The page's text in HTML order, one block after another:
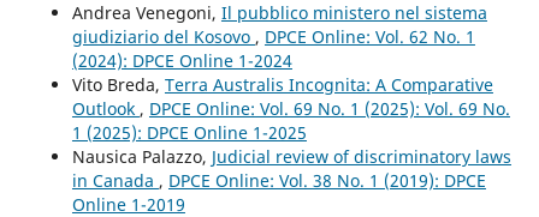
Andrea Venegoni, Il pubblico ministero nel sistema
giudiziario del Kosovo , DPCE Online: Vol. 62 No. 1
(2024): DPCE Online 1-2024
Vito Breda, Terra Australis Incognita: A Comparative
Outlook , DPCE Online: Vol. 69 No. 1 (2025): Vol. 69 No.
1 (2025): DPCE Online 1-2025
Nausica Palazzo, Judicial review of discriminatory laws
in Canada , DPCE Online: Vol. 38 No. 1 (2019): DPCE
Online 1-2019